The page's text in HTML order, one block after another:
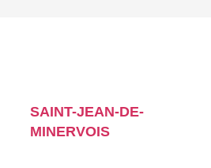
SAINT-JEAN-DE-
MINERVOIS